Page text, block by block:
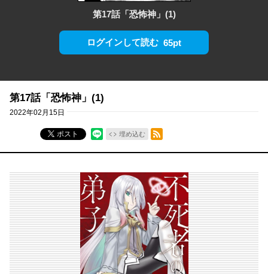
第17話「恐怖神」(1)
ログインして読む 65pt
第17話「恐怖神」(1)
2022年02月15日
ポスト 埋め込む
RSSフィード